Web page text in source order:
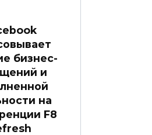
бизнес-
и
на
F8